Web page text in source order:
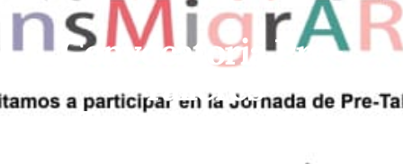
Convocatoria Pre-
Talleres
TransMigrARTS